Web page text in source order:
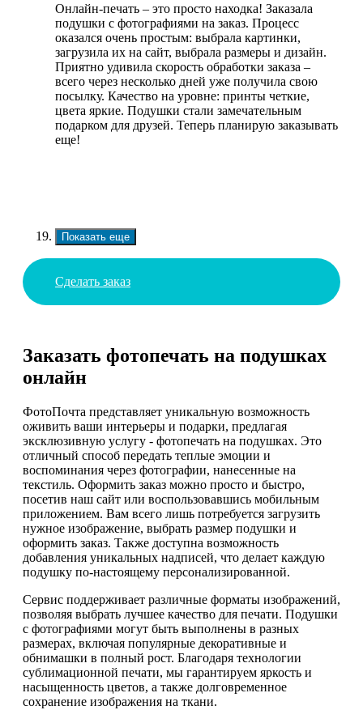
Онлайн-печать – это просто находка! Заказала
подушки с фотографиями на заказ. Процесс
оказался очень простым: выбрала картинки,
загрузила их на сайт, выбрала размеры и дизайн.
Приятно удивила скорость обработки заказа –
всего через несколько дней уже получила свою
посылку. Качество на уровне: принты четкие,
цвета яркие. Подушки стали замечательным
подарком для друзей. Теперь планирую заказывать
еще!
Показать еще
Сделать заказ
Заказать фотопечать на подушках
онлайн
ФотоПочта представляет уникальную возможность
оживить ваши интерьеры и подарки, предлагая
эксклюзивную услугу - фотопечать на подушках. Это
отличный способ передать теплые эмоции и
воспоминания через фотографии, нанесенные на
текстиль. Оформить заказ можно просто и быстро,
посетив наш сайт или воспользовавшись мобильным
приложением. Вам всего лишь потребуется загрузить
нужное изображение, выбрать размер подушки и
оформить заказ. Также доступна возможность
добавления уникальных надписей, что делает каждую
подушку по-настоящему персонализированной.
Сервис поддерживает различные форматы изображений,
позволяя выбрать лучшее качество для печати. Подушки
с фотографиями могут быть выполнены в разных
размерах, включая популярные декоративные и
обнимашки в полный рост. Благодаря технологии
сублимационной печати, мы гарантируем яркость и
насыщенность цветов, а также долговременное
сохранение изображения на ткани.